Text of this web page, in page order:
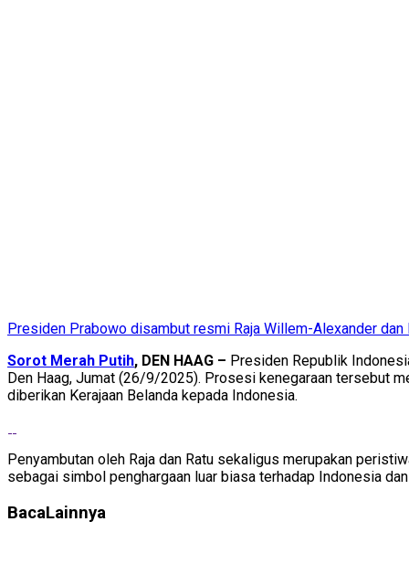
Presiden Prabowo disambut resmi Raja Willem-Alexander
Sorot Merah Putih, DEN HAAG – Presiden Republik
Den Haag, Jumat (26/9/2025). Prosesi kenegaraan tersebut
diberikan Kerajaan Belanda kepada Indonesia.
Penyambutan oleh Raja dan Ratu sekaligus merupakan
sebagai simbol penghargaan luar biasa terhadap Indonesia
BacaLainnya